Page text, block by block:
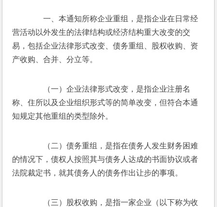
一、本通知所称企业重组，是指企业在日常经
营活动以外发生的法律结构或经济结构重大改变的交
易，包括企业法律形式改变、债务重组、股权收购、资
产收购、合并、分立等。
（一）企业法律形式改变，是指企业注册名
称、住所以及企业组织形式等的简单改变，但符合本通
知规定其他重组的类型除外。
（二）债务重组，是指在债务人发生财务困难
的情况下，债权人按照其与债务人达成的书面协议或者
法院裁定书，就其债务人的债务作出让步的事项。
（三）股权收购，是指一家企业（以下称为收